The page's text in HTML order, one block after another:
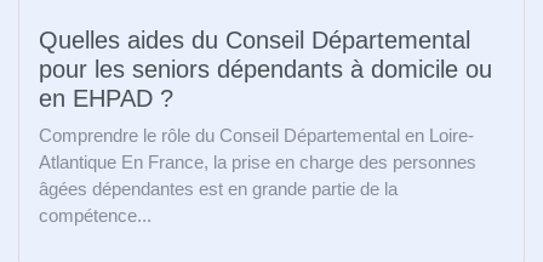
Quelles aides du Conseil Départemental
pour les seniors dépendants à domicile ou
en EHPAD ?
Comprendre le rôle du Conseil Départemental en Loire-
Atlantique En France, la prise en charge des personnes
âgées dépendantes est en grande partie de la
compétence...